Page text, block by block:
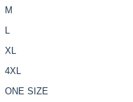
M
XL
4XL
ONE SIZE